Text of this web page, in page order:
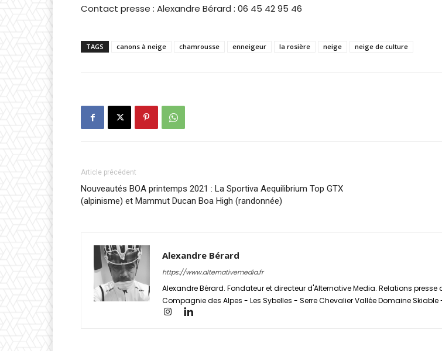
Contact presse : Alexandre Bérard : 06 45 42 95 46
TAGS canons à neige chamrousse enneigeur la rosière neige neige de culture
Article précédent
Nouveautés BOA printemps 2021 : La Sportiva Aequilibrium Top GTX
(alpinisme) et Mammut Ducan Boa High (randonnée)
Alexandre Bérard
https://www.alternativemedia.fr
Alexandre Bérard. Fondateur et directeur d'Alternative Media. Relations
Compagnie des Alpes - Les Sybelles - Serre Chevalier Vallée Domaine